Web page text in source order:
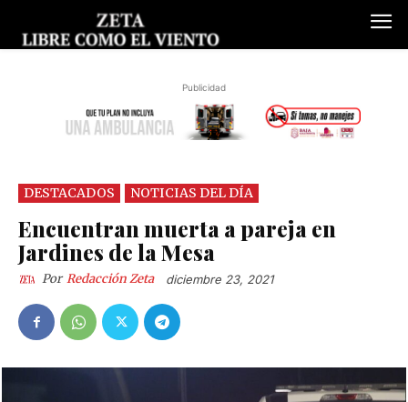
Publicidad
DESTACADOS NOTICIAS DEL DÍA
Encuentran muerta a pareja en
Jardines de la Mesa
Por Redacción Zeta diciembre 23, 2021